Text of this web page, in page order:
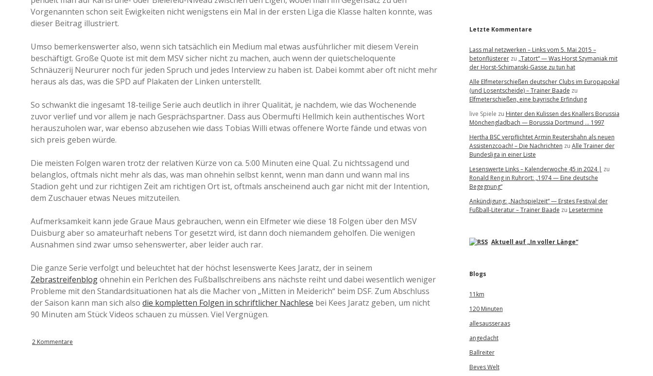
a
a
d
e
Vorgenannten schon seit Ewigkeiten nicht wenigstens ein Mal in der ersten Liga die Klasse halten konnte, was
dieser Beitrag illustriert.
Umso bemerkenswerter also, wenn sich tatsächlich ein Medium mal etwas ausführlicher mit diesem Verein
beschäftigt. Große Quote ist mit dem MSV sicher nicht zu machen, auch wenn der quietscheloquente
Schnäuzerij Neururer noch für jeden Spruch und jedes Interview zu haben ist. Dabei kommt aber oft nicht mehr
heraus als das, was die SPD auf Plakaten der Linken unterstellt.
So schwankt die ingesamt 18-teilige Serie auch deutlich in ihrer Qualität, je nachdem, wie das Wochenende
zuvor verlief und vor allem je nach Gesprächspartner. Dass aus Obermufti Hellmich kein authentisches Wort
herauszuholen war, war ebenso abzusehen wie dass Tobias Willi etwas offenere Worte fände und etwas von
sich preis geben würde.
Die meisten Folgen waren trotz der relativen Kürze von ca. 5:00 Minuten eine Qual. Zu nichtssagend und
belanglos, oftmals nicht mehr als das, was man ohnehin selbst kennt, wenn man dann und wann mal ins
Stadion geht und zur richtigen Zeit am richtigen Ort ist, oftmals anscheinend auch gar nicht mit der Intention,
dem Zuschauer etwas Neues mitzuteilen.
Aufmerksamkeit kann jede Graue Maus gebrauchen, wenn ein Elfmeter wie diese 18 Folgen über den MSV
Duisburg aber so amateurhaft nebens Tor gesetzt wird, ist dann doch niemandem geholfen. Die wenigen
Ausnahmen sind zwar umso sehenswerter, aber leider auch rar.
Die ganze Serie verfolgt und beleuchtet hat der höchst lesenswerte Kees Jaratz, der in seinem
Zebrastreifenblogohnehin ein Perlchen des Fußballschreibens ans nächste reiht und dabei wesentlich weniger
Probleme mit den Standardsituationen hat als die Macher von „Mitten in Meiderich“ beim DSF. Zum Abschluss
der Saison kann man sich also die kompletten Folgen in schriftlicher Nachlese bei Kees Jaratz geben, um nicht
90 Minuten am Stück Videos schauen zu müssen. Viel Vergnügen.
2 Kommentare
Letzte Kommentare
Lass mal netzwerken – Links vom 5. Mai 2015 –
betonflüstererzu „Tatort“ — Was Horst Szymaniak mit
der Horst-Schimanski-Gasse zu tun hat
Alle Elfmeterschießen deutscher Clubs im Europapokal
(und Losentscheide) – Trainer Baade zu
Elfmeterschießen, eine bayrische Erfindung
live Spiele zu Hinter den Kulissen des Knallers Borussia
Mönchengladbach — Borussia Dortmund … 1997
Hertha BSC verpflichtet Armin Reutershahn als neuen
Assistenzcoach! – Die Nachrichten zu Alle Trainer der
Bundesliga in einer Liste
Lesenswerte Links – Kalenderwoche 45 in 2024 | zu
Ronald Reng in Ruhrort: „1974 — Eine deutsche
Begegnung“
Ankündigung: „Nachspielzeit“ — Erstes Festival der
Fußball-Literatur – Trainer Baade zu Lesetermine
Aktuell auf „In voller Länge“
Blogs
11km
120 Minuten
allesausseraas
angedacht
Ballreiter
Beves Welt